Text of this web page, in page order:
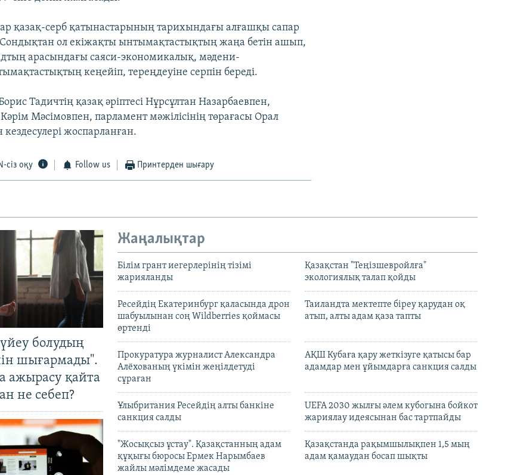
қазақ-серб қатынастарының тарихындағы алғашқы сапар
Сондықтан ол екіжақты ынтымақтастықтың жаңа бетін ашып,
арасындағы саяси-экономикалық, мәдени-
кеңейіп, тереңдеуіне серпін береді.
Тадичтің қазақ әріптесі Нұрсұлтан Назарбаевпен,
Мәсімовпен, парламент мәжілісінің төрағасы Орал
жоспарланған.
сіз оқу Follow us Принтерден шығару
болудың
шығармады".
ажырасу қайта
не себеп?
Жаңалықтар
Білім грант иегерлерінің тізімі
жарияланды
Қазақстан "Теңізшевройлға"
экологиялық талап қойды
Ресейдің Екатеринбург қаласында дрон
шабуылынан соң Wildberries қоймасы
өртенді
Таиландта мектепте біреу қарудан оқ
атып, алты адам қаза тапты
Прокуратура журналист Александра
Алёхованың үкімін жеңілдетуді
сұраған
АҚШ Кубаға қару жеткізуге қатысы бар
адамдар мен ұйымдарға санкция салды
Ұлыбритания Ресейдің алты банкіне
санкция салды
UEFA 2030 жылғы әлем кубогына бойкот
жариялау идеясынан бас тартпайды
"Жосықсыз ұстау". Қазақстанның адам
құқығы бюросы Ермек Нарымбаев
жайлы мәлімдеме жасады
Қазақстанда рақымшылықпен 1,5 мың
адам қамаудан босап шықты